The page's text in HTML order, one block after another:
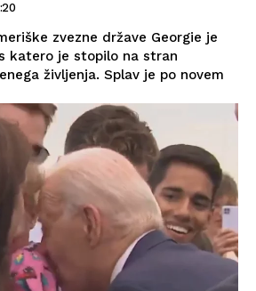
zvezne države Georgie je
katero je stopilo na stran
življenja. Splav je po novem